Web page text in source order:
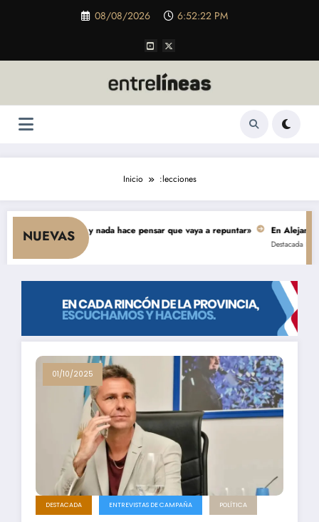
08/08/2026 6:52:23 PM
Inicio :lecciones
NUEVAS
cae el consumo y nada hace pensar que vaya a repuntar» En Alejandro,
Destacada Política
01/10/2025
DESTACADA ENTREVISTAS DE CAMPAÑA POLÍTICA